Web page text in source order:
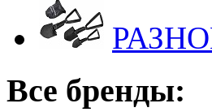
Все бренды: